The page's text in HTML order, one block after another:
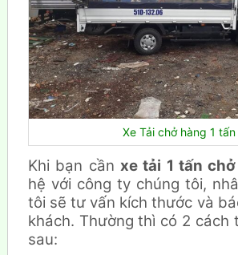
Xe Tải chở hàng 1 tấn
Khi bạn cần xe tải 1 tấn
hệ với công ty chúng tôi,
tôi sẽ tư vấn kích thước và
khách. Thường thì có 2 cách
sau: